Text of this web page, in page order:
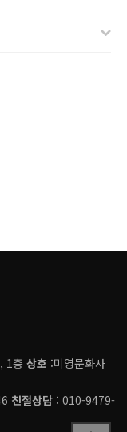
1층 상호 :미영문화사
친절상담 : 010-9479-